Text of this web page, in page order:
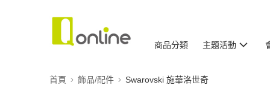
商品分類 主題活動
首頁 飾品/配件 Swarovski 施華洛世奇